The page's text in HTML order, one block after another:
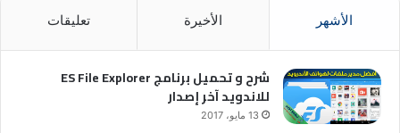
الأشهر الأخيرة تعليقات
شرح و تحميل برنامج ES File Explorer
للاندويد آخر إصدار
13 مايو، 2017